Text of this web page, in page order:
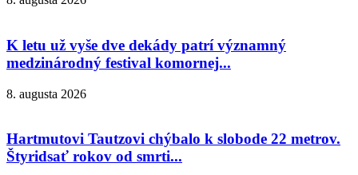
K letu už vyše dve dekády patrí významný
medzinárodný festival komornej...
8. augusta 2026
Hartmutovi Tautzovi chýbalo k slobode 22 metrov.
Štyridsať rokov od smrti...